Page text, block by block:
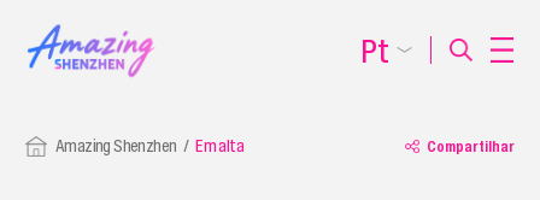
Amazing Shenzhen Em alta Compartilhar
Pt